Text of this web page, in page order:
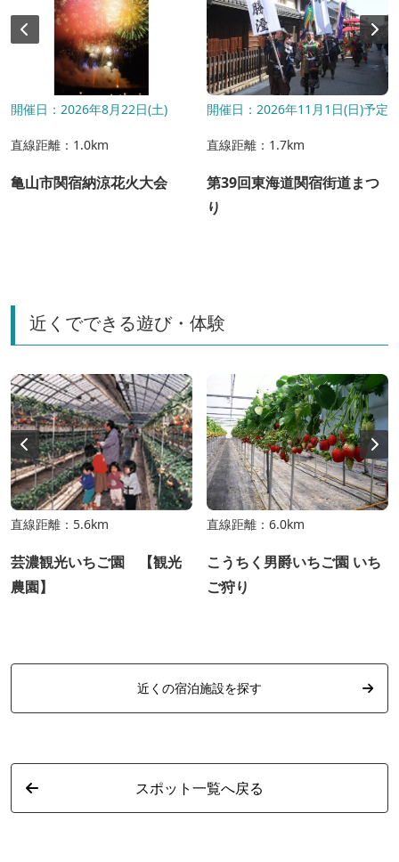
開催日：2026年8月22日(土)
直線距離：1.0km
亀山市関宿納涼花火大会
開催日：2026年11月1日(日)予定
直線距離：1.7km
第39回東海道関宿街道まつ
り
近くでできる遊び・体験
直線距離：5.6km
芸濃観光いちご園 【観光
農園】
直線距離：6.0km
こうちく男爵いちご園 いち
ご狩り
近くの宿泊施設を探す
スポット一覧へ戻る